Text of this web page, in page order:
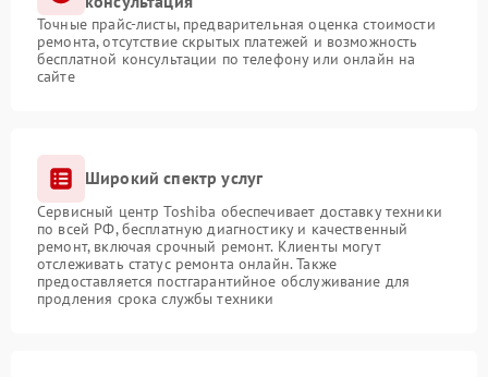
Точные прайс-листы, предварительная оценка стоимости
ремонта, отсутствие скрытых платежей и возможность
бесплатной консультации по телефону или онлайн на
сайте
Широкий спектр услуг
Сервисный центр Toshiba обеспечивает доставку техники
по всей РФ, бесплатную диагностику и качественный
ремонт, включая срочный ремонт. Клиенты могут
отслеживать статус ремонта онлайн. Также
предоставляется постгарантийное обслуживание для
продления срока службы техники